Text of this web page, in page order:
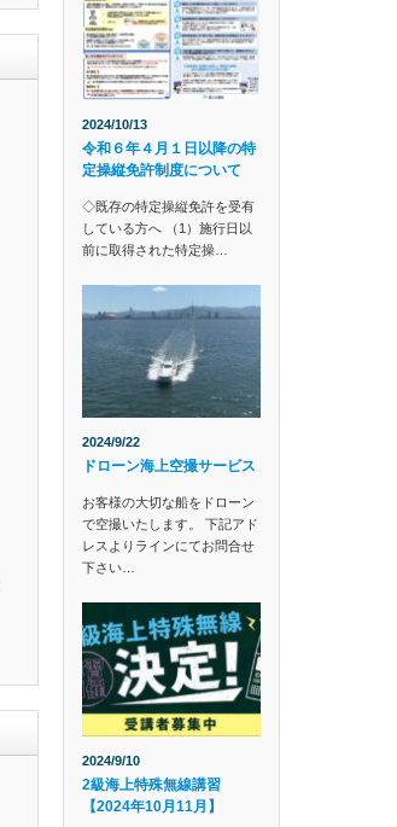
2024/10/13
令和６年４月１日以降の特
定操縦免許制度について
◇既存の特定操縦免許を受有
している方へ （1）施行日以
前に取得された特定操…
2024/9/22
ドローン海上空撮サービス
お客様の大切な船をドローン
で空撮いたします。 下記アド
レスよりラインにてお問合せ
下さい…
2024/9/10
2級海上特殊無線講習
【2024年10月11月】